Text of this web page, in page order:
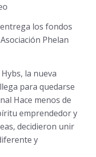
los fondos
Phelan
la nueva
para quedarse
Hace menos de
emprendedor y
decidieron unir
y